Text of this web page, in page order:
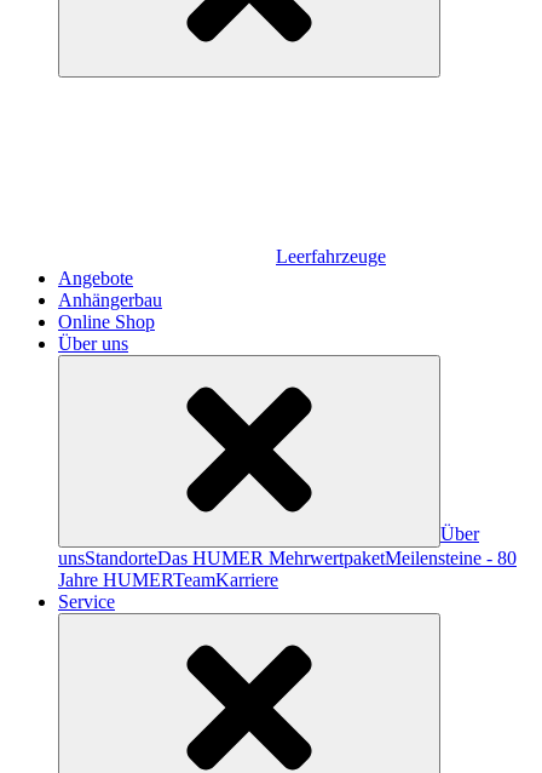
Leerfahrzeuge
Angebote
Anhängerbau
Online Shop
Über uns
Über
unsStandorteDas HUMER MehrwertpaketMeilensteine - 80
Jahre HUMERTeamKarriere
Service